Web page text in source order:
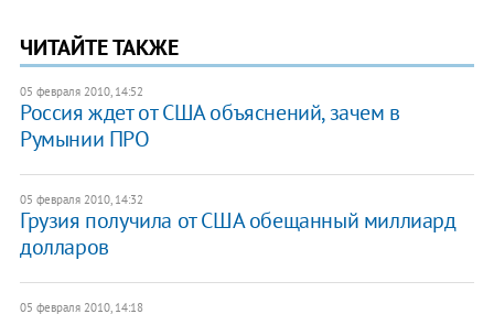
ЧИТАЙТЕ ТАКЖЕ
05 февраля 2010, 14:52
Россия ждет от США объяснений, зачем в
Румынии ПРО
05 февраля 2010, 14:32
Грузия получила от США обещанный миллиард
долларов
05 февраля 2010, 14:18